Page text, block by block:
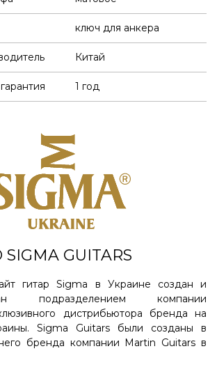
ключ для анкера
Китай
1 год
SIGMA GUITARS
гитар Sigma в Украине создан и
подразделением компании
дистрибьютора бренда на
Sigma Guitars были созданы в
бренда компании Martin Guitars в